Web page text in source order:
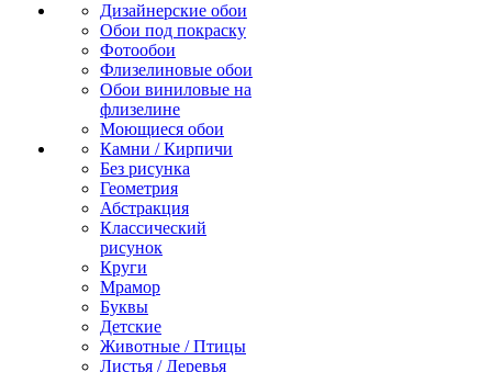
Дизайнерские обои
Обои под покраску
Фотообои
Флизелиновые обои
Обои виниловые на
флизелине
Моющиеся обои
Камни / Кирпичи
Без рисунка
Геометрия
Абстракция
Классический
рисунок
Круги
Мрамор
Буквы
Детские
Животные / Птицы
Листья / Деревья